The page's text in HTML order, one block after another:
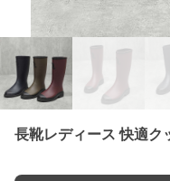
長靴レディース 快適ク